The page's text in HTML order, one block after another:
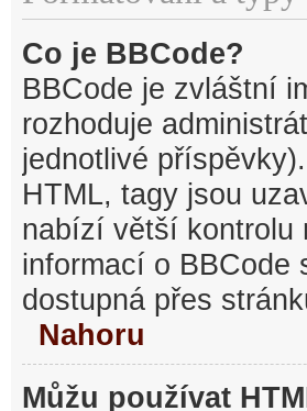
Co je BBCode?
BBCode je zvláštní
rozhoduje
jednotlivé
HTML, tagy jsou
nabízí větší kontrolu
informací o BBCode
dostupná přes
Nahoru
Můžu používat